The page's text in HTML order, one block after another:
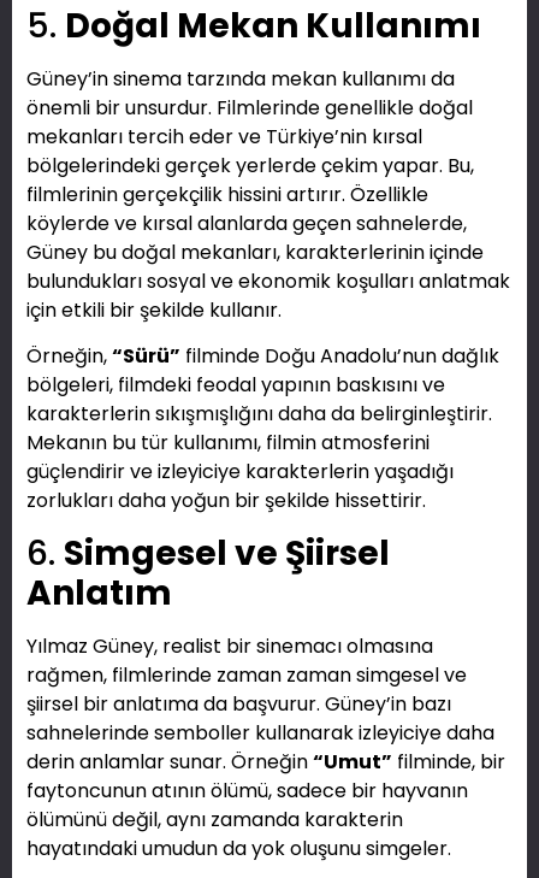
5. Doğal Mekan Kullanımı
Güney’in sinema tarzında mekan kullanımı da
önemli bir unsurdur. Filmlerinde genellikle doğal
mekanları tercih eder ve Türkiye’nin kırsal
bölgelerindeki gerçek yerlerde çekim yapar. Bu,
filmlerinin gerçekçilik hissini artırır. Özellikle
köylerde ve kırsal alanlarda geçen sahnelerde,
Güney bu doğal mekanları, karakterlerinin içinde
bulundukları sosyal ve ekonomik koşulları anlatmak
için etkili bir şekilde kullanır.
Örneğin,“Sürü” filminde Doğu Anadolu’nun dağlık
bölgeleri, filmdeki feodal yapının baskısını ve
karakterlerin sıkışmışlığını daha da belirginleştirir.
Mekanın bu tür kullanımı, filmin atmosferini
güçlendirir ve izleyiciye karakterlerin yaşadığı
zorlukları daha yoğun bir şekilde hissettirir.
6. Simgesel ve Şiirsel
Anlatım
Yılmaz Güney, realist bir sinemacı olmasına
rağmen, filmlerinde zaman zaman simgesel ve
şiirsel bir anlatıma da başvurur. Güney’in bazı
sahnelerinde semboller kullanarak izleyiciye daha
derin anlamlar sunar. Örneğin“Umut” filminde, bir
faytoncunun atının ölümü, sadece bir hayvanın
ölümünü değil, aynı zamanda karakterin
hayatındaki umudun da yok oluşunu simgeler.